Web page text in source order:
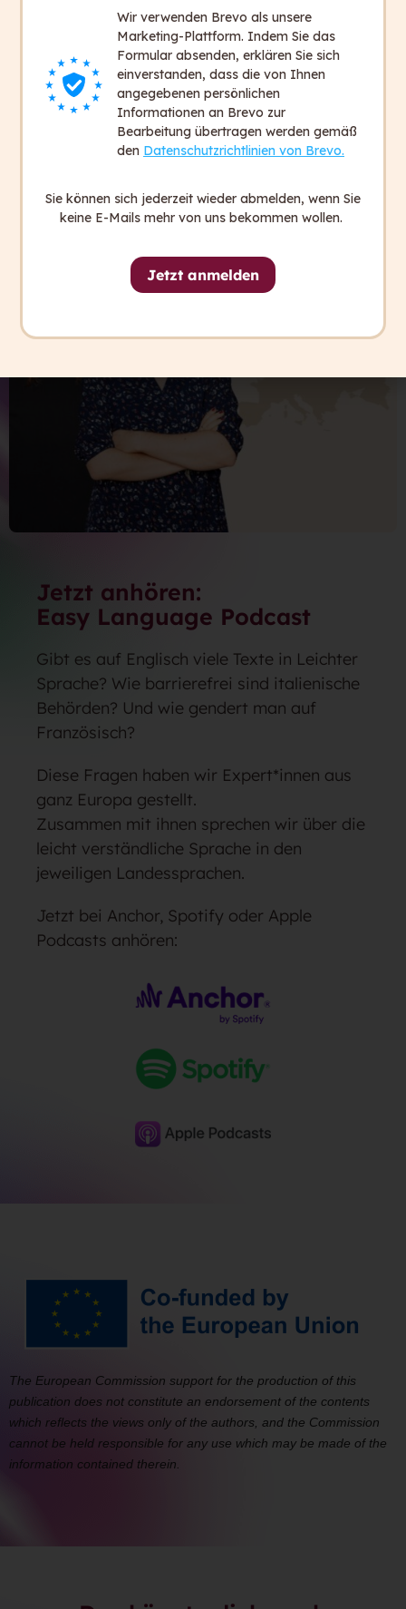
Leichte Sprache in der Praxis –
Referenzprojekte
Jetzt anhören:
Easy Language Podcast
Gibt es auf Englisch viele Texte in Leichter
Sprache? Wie barrierefrei sind italienische
Behörden? Und wie gendert man auf
Französisch?
Diese Fragen haben wir Expert*innen aus
ganz Europa gestellt.
Zusammen mit ihnen sprechen wir über die
leicht verständliche Sprache in den
jeweiligen Landessprachen.
Jetzt bei Anchor, Spotify oder Apple
Podcasts anhören:
The European Commission support for the production of this
publication does not constitute an endorsement of the contents
which reflects the views only of the authors, and the Commission
cannot be held responsible for any use which may be made of the
information contained therein.
Wir verwenden Brevo als unsere
Marketing-Plattform. Indem Sie das
Formular absenden, erklären Sie sich
einverstanden, dass die von Ihnen
angegebenen persönlichen
Informationen an Brevo zur
Bearbeitung übertragen werden gemäß
den Datenschutzrichtlinien von Brevo.
Sie können sich jederzeit wieder abmelden, wenn Sie
keine E-Mails mehr von uns bekommen wollen.
Jetzt anmelden